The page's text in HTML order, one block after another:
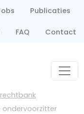
Publicaties
FAQ Contact
ondervoorzitter